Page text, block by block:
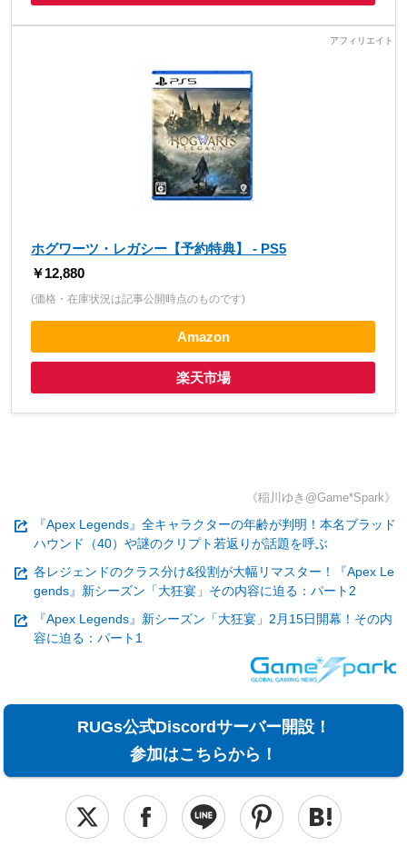
ホグワーツ・レガシー【予約特典】 - PS5
￥12,880
(価格・在庫状況は記事公開時点のものです)
Amazon
楽天市場
《稲川ゆき@Game*Spark》
『Apex Legends』全キャラクターの年齢が判明！本名ブラッド
ハウンド（40）や謎のクリプト若返りが話題を呼ぶ
各レジェンドのクラス分け&役割が大幅リマスター！『Apex Le
gends』新シーズン「大狂宴」その内容に迫る：パート2
『Apex Legends』新シーズン「大狂宴」2月15日開幕！その内
容に迫る：パート1
RUGs公式Discordサーバー開設！
参加はこちらから！